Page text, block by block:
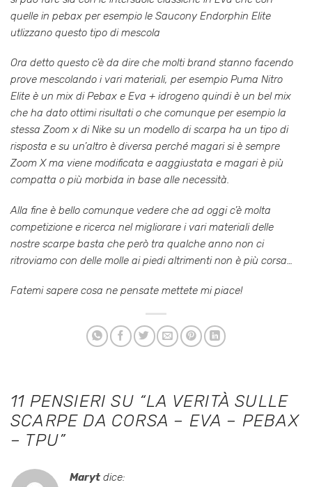
quelle in pebax per esempio le Saucony Endorphin Elite
utlizzano questo tipo di mescola
Ora detto questo c’è da dire che molti brand stanno facendo
prove mescolando i vari materiali, per esempio Puma Nitro
Elite è un mix di Pebax e Eva + idrogeno quindi è un bel mix
che ha dato ottimi risultati o che comunque per esempio la
stessa Zoom x di Nike su un modello di scarpa ha un tipo di
risposta e su un’altro è diversa perché magari si è sempre
Zoom X ma viene modificata e aaggiustata e magari è più
compatta o più morbida in base alle necessità.
Alla fine è bello comunque vedere che ad oggi c’è molta
competizione e ricerca nel migliorare i vari materiali delle
nostre scarpe basta che però tra qualche anno non ci
ritroviamo con delle molle ai piedi altrimenti non è più corsa…
Fatemi sapere cosa ne pensate mettete mi piace!
11 PENSIERI SU “LA VERITÀ SULLE
SCARPE DA CORSA – EVA – PEBAX
– TPU”
Maryt dice: